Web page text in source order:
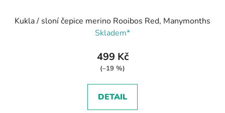
Kukla / sloní čepice merino Rooibos Red, Manymonths
Skladem*
499 Kč
(–19 %)
DETAIL